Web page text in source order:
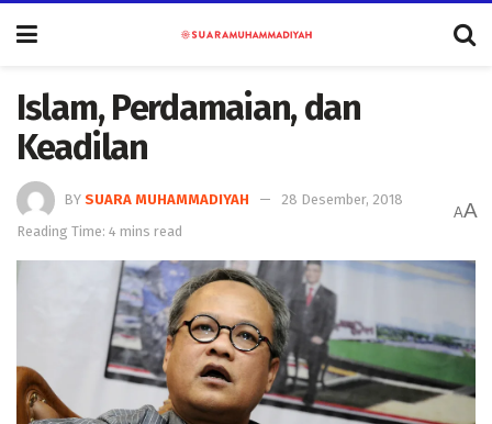
Islam, Perdamaian, dan
Keadilan
BY SUARA MUHAMMADIYAH
28 Desember, 2018
Reading Time: 4 mins read
AA